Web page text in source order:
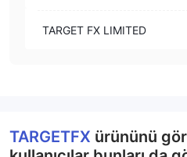
TARGET FX LIMITED
TARGETFX ürününü